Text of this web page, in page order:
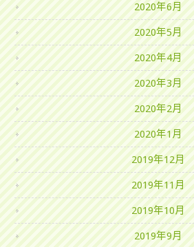
2020年6月
2020年5月
2020年4月
2020年3月
2020年2月
2020年1月
2019年12月
2019年11月
2019年10月
2019年9月